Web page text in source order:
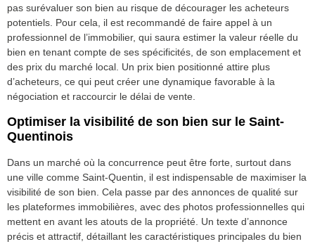
pas surévaluer son bien au risque de décourager les acheteurs
potentiels. Pour cela, il est recommandé de faire appel à un
professionnel de l’immobilier, qui saura estimer la valeur réelle du
bien en tenant compte de ses spécificités, de son emplacement et
des prix du marché local. Un prix bien positionné attire plus
d’acheteurs, ce qui peut créer une dynamique favorable à la
négociation et raccourcir le délai de vente.
Optimiser la visibilité de son bien sur le Saint-
Quentinois
Dans un marché où la concurrence peut être forte, surtout dans
une ville comme Saint-Quentin, il est indispensable de maximiser la
visibilité de son bien. Cela passe par des annonces de qualité sur
les plateformes immobilières, avec des photos professionnelles qui
mettent en avant les atouts de la propriété. Un texte d’annonce
précis et attractif, détaillant les caractéristiques principales du bien